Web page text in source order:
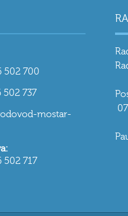
502 700
502 737
mostar-
502 717